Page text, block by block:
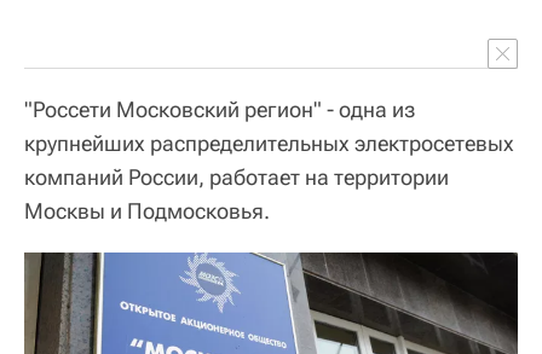
"Россети Московский регион" - одна из
крупнейших распределительных электросетевых
компаний России, работает на территории
Москвы и Подмосковья.